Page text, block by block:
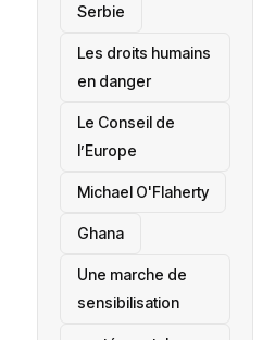
‎Serbie
Les droits humains
en danger
‎Le Conseil de
l’Europe
Michael O'Flaherty
‎Ghana
Une marche de
sensibilisation